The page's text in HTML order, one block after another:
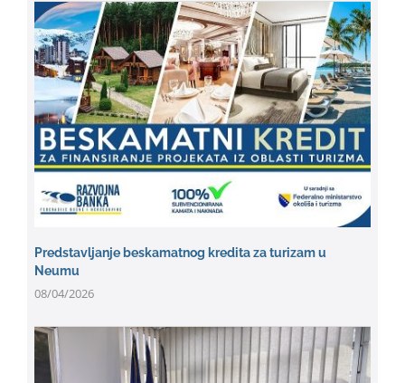
Predstavljanje beskamatnog kredita za turizam u
Neumu
08/04/2026